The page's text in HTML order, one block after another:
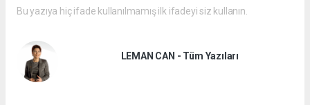
Bu yazıya hiç ifade kullanılmamış ilk ifadeyi siz kullanın.
LEMAN CAN - Tüm Yazıları